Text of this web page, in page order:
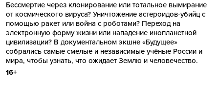
Бессмертие через клонирование или тотальное вымирание
от космического вируса? Уничтожение астероидов-убийц с
помощью ракет или война с роботами? Переход на
электронную форму жизни или нападение инопланетной
цивилизации? В документальном экшне «Будущее»
собрались самые смелые и независимые учёные России и
мира, чтобы узнать, что ожидает Землю и человечество.
16+